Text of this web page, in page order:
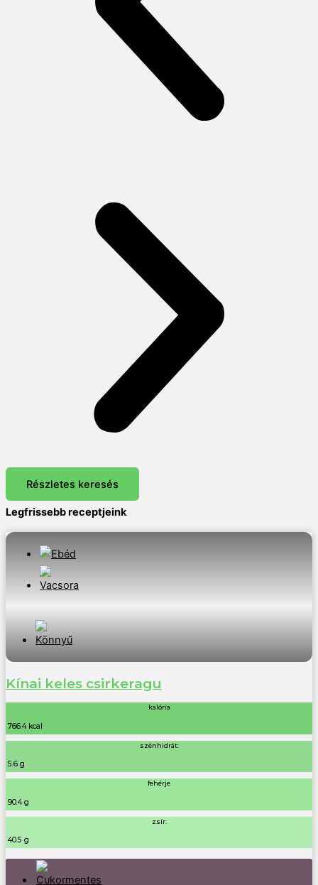
Részletes keresés
Legfrissebb receptjeink
Kínai keles csirkeragu
kalória
766.4 kcal
szénhidrát:
5.6 g
fehérje
90.4 g
zsír:
40.5 g